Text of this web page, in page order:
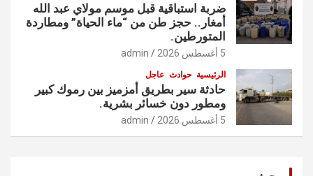
ضربة استباقية قبل موسم مولاي عبد الله
أمغار.. حجز طن من “ماء الحياة” ومطاردة
المتورطين.
5 أغسطس 2026 admin
الرئيسية حوادث عاجل
حادثة سير بطريق أمزميز بين رموك كبير
ومطور دون خسائر بشرية.
5 أغسطس 2026 admin